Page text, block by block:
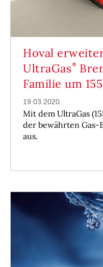
Hoval
UltraGas
Familie um
19.03.2020
Mit dem UltraGas
der bewährten
aus.